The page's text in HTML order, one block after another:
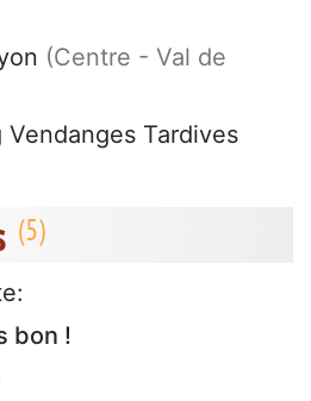
(Centre - Val de
Vendanges Tardives
bon !